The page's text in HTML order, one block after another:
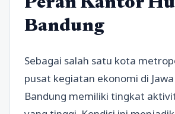
Peran Kantor
Bandung
Sebagai salah satu kota
pusat kegiatan ekonomi di
Bandung memiliki tingkat